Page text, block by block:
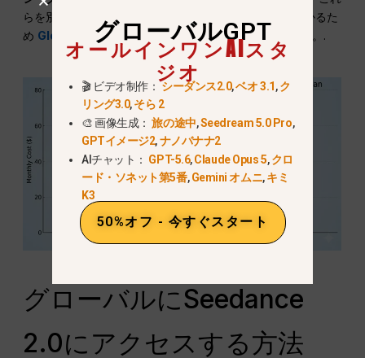
らを別々に購入すると、毎月$60-70以上のコストがかかるた
め GlobalGPT $10.8 プロプラン究極のノー・ブレーン。.
グローバルにSeedance
2.0にアクセスする方法
グローバルGPT
オールインワンAIスタ
ジオ
🎬 ビデオ制作：シーダンス2.0,ベオ 3.1,ク
リング3.0,そら 2
🎨 画像生成：旅の途中,Seedream 5.0 Pro,
GPTイメージ2,ナノバナナ2
AIチャット： GPT-5.6,Claude Opus 5,クロ
ード・ソネット第5番,Gemini オムニ,キミ
K3
50%オフ - 今すぐスタート